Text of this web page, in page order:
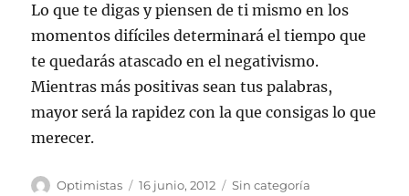
Lo que te digas y piensen de ti mismo en los
momentos difíciles determinará el tiempo que
te quedarás atascado en el negativismo.
Mientras más positivas sean tus palabras,
mayor será la rapidez con la que consigas lo que
merecer.
Autor
Optimistas
Publicado
16 junio, 2012 Categorías
Sin categoría